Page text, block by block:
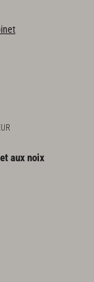
etauxnoix